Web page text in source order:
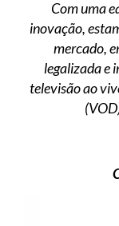
Com uma
inovação,
mercado,
legalizada e
televisão ao